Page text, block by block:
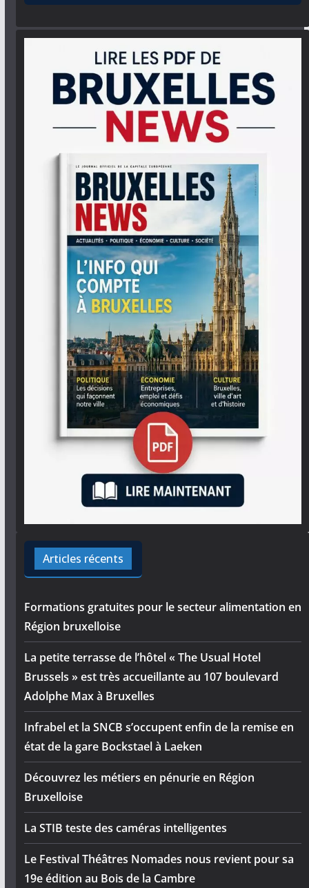
Articles récents
Formations gratuites pour le secteur alimentation en
Région bruxelloise
La petite terrasse de l’hôtel « The Usual Hotel
Brussels » est très accueillante au 107 boulevard
Adolphe Max à Bruxelles
Infrabel et la SNCB s’occupent enfin de la remise en
état de la gare Bockstael à Laeken
Découvrez les métiers en pénurie en Région
Bruxelloise
La STIB teste des caméras intelligentes
Le Festival Théâtres Nomades nous revient pour sa
19e édition au Bois de la Cambre